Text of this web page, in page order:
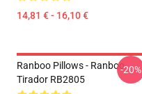
14,81 € - 16,10 €
Ranboo Pillows - Ranboo
Tirador RB2805
-20%